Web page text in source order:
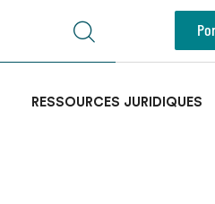
RESSOURCES JURIDIQUES